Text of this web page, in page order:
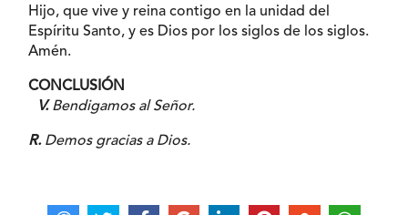
Hijo, que vive y reina contigo en la unidad del
Espíritu Santo, y es Dios por los siglos de los siglos.
Amén.
CONCLUSIÓN
V. Bendigamos al Señor.
R.Demos gracias a Dios.